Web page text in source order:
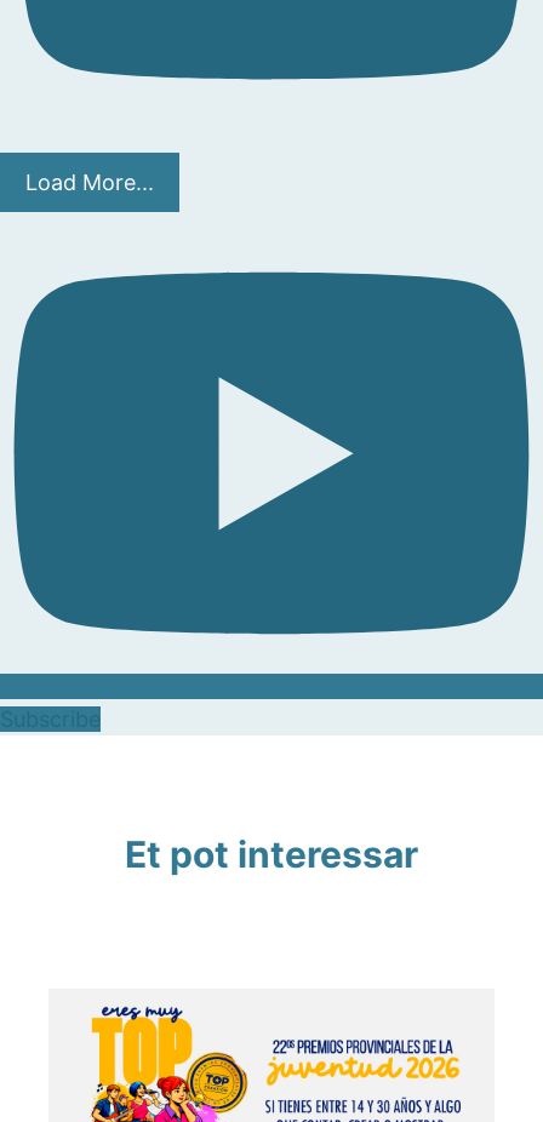
Load More...
Et pot interessar